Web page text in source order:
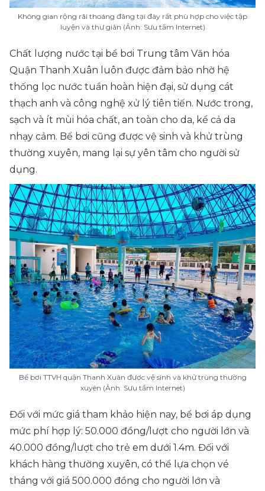
Không gian rộng rãi thoáng đãng tại đây rất phù hợp cho việc tập
luyện và thư giãn (Ảnh: Sưu tầm Internet)
Chất lượng nước tại bể bơi Trung tâm Văn hóa
Quận Thanh Xuân luôn được đảm bảo nhờ hệ
thống lọc nước tuần hoàn hiện đại, sử dụng cát
thạch anh và công nghệ xử lý tiên tiến. Nước trong,
sạch và ít mùi hóa chất, an toàn cho da, kể cả da
nhạy cảm. Bể bơi cũng được vệ sinh và khử trùng
thường xuyên, mang lại sự yên tâm cho người sử
dụng.
Bể bơi TTVH quận Thanh Xuân được vệ sinh và khử trùng thường
xuyên (Ảnh: Sưu tầm Internet)
Đối với mức giá tham khảo hiện nay, bể bơi áp dụng
mức phí hợp lý: 50.000 đồng/lượt cho người lớn và
40.000 đồng/lượt cho trẻ em dưới 1.4m. Đối với
khách hàng thường xuyên, có thể lựa chọn vé
tháng với giá 500.000 đồng cho người lớn và